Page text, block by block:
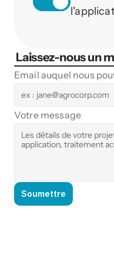
Laissez-nous un
Email auquel nous
Votre message
Soumettre